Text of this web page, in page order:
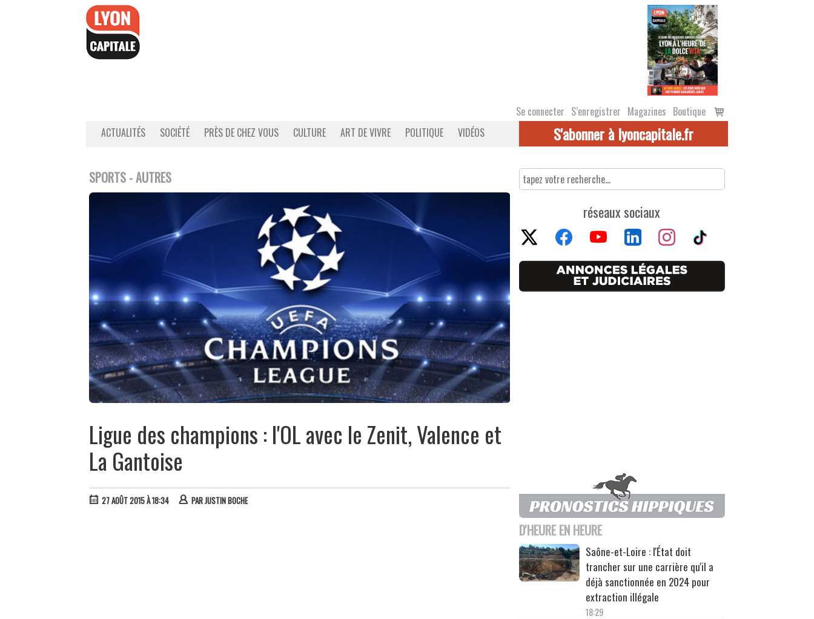
Se connecter S’enregistrer Magazines Boutique
Voir
le
ACTUALITÉS SOCIÉTÉ PRÈS DE CHEZ VOUS CULTURE ART DE VIVRE POLITIQUE VIDÉOS S'abonner à lyoncapitale.fr
SPORTS - AUTRES
Ligue des champions : l'OL avec le Zenit, Valence et
La Gantoise
27 AOÛT 2015 À 18:34 PARJUSTIN BOCHE
réseaux sociaux
D'HEURE EN HEURE
Saône-et-Loire : l'État doit
trancher sur une carrière qu'il a
déjà sanctionnée en 2024 pour
extraction illégale
18:29